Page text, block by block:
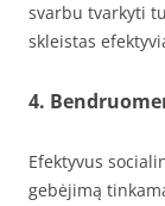
svarbu tvarkyti
skleistas
4.
Efektyvus
gebėjimą